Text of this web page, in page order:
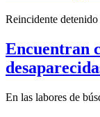
Reincidente
Encuentran
En las labores de